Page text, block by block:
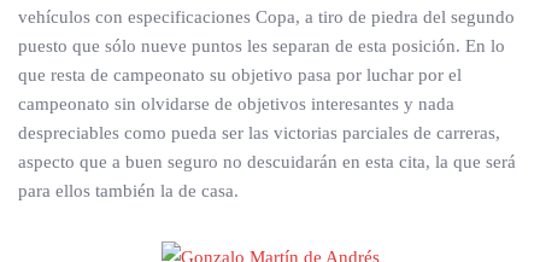
vehículos con especificaciones Copa, a tiro de piedra del segundo
puesto que sólo nueve puntos les separan de esta posición. En lo
que resta de campeonato su objetivo pasa por luchar por el
campeonato sin olvidarse de objetivos interesantes y nada
despreciables como pueda ser las victorias parciales de carreras,
aspecto que a buen seguro no descuidarán en esta cita, la que será
para ellos también la de casa.